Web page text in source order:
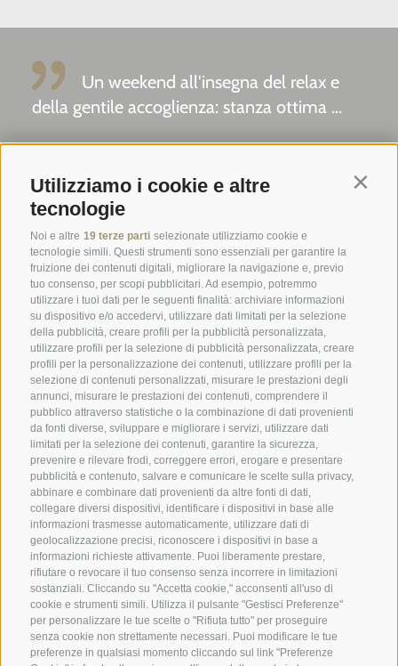
Utilizziamo i cookie e altre
tecnologie
Noi e altre 19 terze parti selezionate utilizziamo cookie e
tecnologie simili. Questi strumenti sono essenziali per garantire la
fruizione dei contenuti digitali, migliorare la navigazione e, previo
tuo consenso, per scopi pubblicitari. Ad esempio, potremmo
utilizzare i tuoi dati per le seguenti finalità: archiviare informazioni
su dispositivo e/o accedervi, utilizzare dati limitati per la selezione
della pubblicità, creare profili per la pubblicità personalizzata,
utilizzare profili per la selezione di pubblicità personalizzata, creare
profili per la personalizzazione dei contenuti, utilizzare profili per la
selezione di contenuti personalizzati, misurare le prestazioni degli
annunci, misurare le prestazioni dei contenuti, comprendere il
pubblico attraverso statistiche o la combinazione di dati provenienti
da fonti diverse, sviluppare e migliorare i servizi, utilizzare dati
limitati per la selezione dei contenuti, garantire la sicurezza,
prevenire e rilevare frodi, correggere errori, erogare e presentare
pubblicità e contenuto, salvare e comunicare le scelte sulla privacy,
abbinare e combinare dati provenienti da altre fonti di dati,
collegare diversi dispositivi, identificare i dispositivi in base alle
informazioni trasmesse automaticamente, utilizzare dati di
geolocalizzazione precisi, riconoscere i dispositivi in base a
informazioni richieste attivamente. Puoi liberamente prestare,
rifiutare o revocare il tuo consenso senza incorrere in limitazioni
sostanziali. Cliccando su "Accetta cookie," acconsenti all'uso di
cookie e strumenti simili. Utilizza il pulsante "Gestisci Preferenze"
per personalizzare le tue scelte o "Rifiuta tutto" per proseguire
senza cookie non strettamente necessari. Puoi modificare le tue
preferenze in qualsiasi momento cliccando sul link "Preferenze
SPORTHOTEL PANORAMA
Via Carletti, 6 · Fai della Paganella
T +39 0461 583134
info@sporthotelpanorama.it
DE EN
Un weekend all'insegna del relax e
della gentile accoglienza: stanza ottima ...
Tripadvisor - Giovelli
Newsletter
Richiesta
Booking Online
Webcam
Social Wall